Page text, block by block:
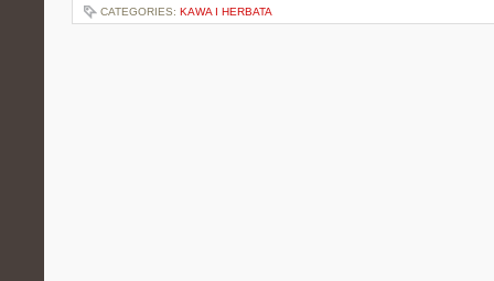
CATEGORIES: KAWA I HERBATA